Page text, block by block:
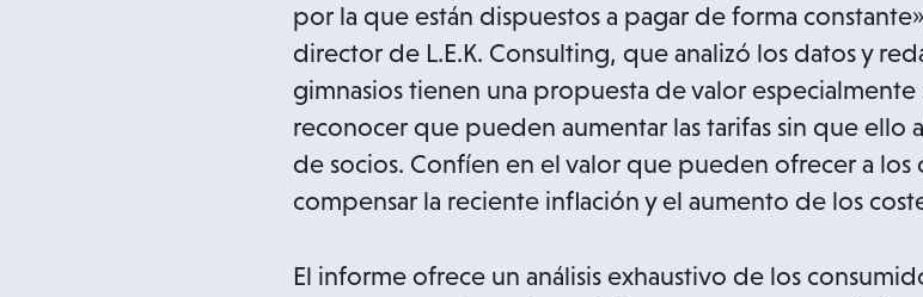
por la que están dispuestos a pagar de forma
director de L.E.K. Consulting, que analizó los datos y
gimnasios tienen una propuesta de valor
reconocer que pueden aumentar las tarifas sin que ello
de socios. Confíen en el valor que pueden ofrecer a los
compensar la reciente inflación y el aumento de los
El informe ofrece un análisis exhaustivo de los